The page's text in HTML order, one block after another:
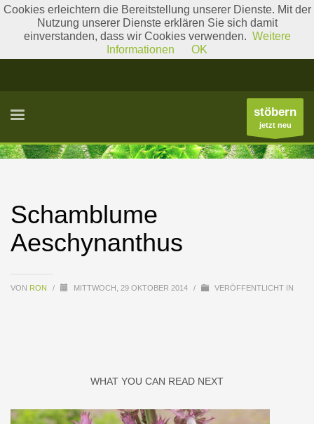
Literatur Gattungslisten
stöbern
jetzt neu
Schamblume
Aeschynanthus
VON RON / MITTWOCH, 29 OKTOBER 2014 / VERÖFFENTLICHT IN
WHAT YOU CAN READ NEXT
Cookies erleichtern die Bereitstellung unserer Dienste. Mit der
Nutzung unserer Dienste erklären Sie sich damit
einverstanden, dass wir Cookies verwenden. Weitere
Informationen
OK